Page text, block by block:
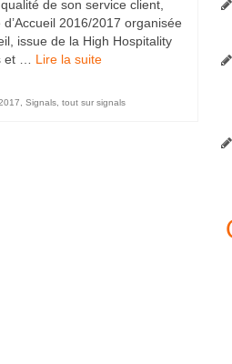
de son service client,
2016/2017 organisée
issue de la High Hospitality
et … Lire la suite­­
Signals, tout sur signals